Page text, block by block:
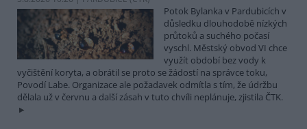
Potok Bylanka v Pardubicích v
důsledku dlouhodobě nízkých
průtoků a suchého počasí
vyschl. Městský obvod VI chce
využít období bez vody k
vyčištění koryta, a obrátil se proto se žádostí na správce toku,
Povodí Labe. Organizace ale požadavek odmítla s tím, že údržbu
dělala už v červnu a další zásah v tuto chvíli neplánuje, zjistila ČTK.